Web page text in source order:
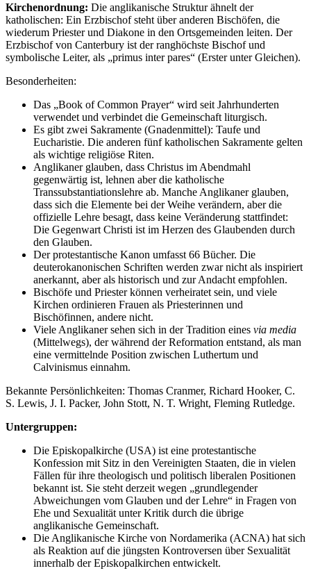
Kirchenordnung: Die anglikanische Struktur ähnelt der
katholischen: Ein Erzbischof steht über anderen Bischöfen, die
wiederum Priester und Diakone in den Ortsgemeinden leiten. Der
Erzbischof von Canterbury ist der ranghöchste Bischof und
symbolische Leiter, als „primus inter pares“ (Erster unter Gleichen).
Besonderheiten:
Das „Book of Common Prayer“ wird seit Jahrhunderten
verwendet und verbindet die Gemeinschaft liturgisch.
Es gibt zwei Sakramente (Gnadenmittel): Taufe und
Eucharistie. Die anderen fünf katholischen Sakramente gelten
als wichtige religiöse Riten.
Anglikaner glauben, dass Christus im Abendmahl
gegenwärtig ist, lehnen aber die katholische
Transsubstantiationslehre ab. Manche Anglikaner glauben,
dass sich die Elemente bei der Weihe verändern, aber die
offizielle Lehre besagt, dass keine Veränderung stattfindet:
Die Gegenwart Christi ist im Herzen des Glaubenden durch
den Glauben.
Der protestantische Kanon umfasst 66 Bücher. Die
deuterokanonischen Schriften werden zwar nicht als inspiriert
anerkannt, aber als historisch und zur Andacht empfohlen.
Bischöfe und Priester können verheiratet sein, und viele
Kirchen ordinieren Frauen als Priesterinnen und
Bischöfinnen, andere nicht.
Viele Anglikaner sehen sich in der Tradition eines via media
(Mittelwegs), der während der Reformation entstand, als man
eine vermittelnde Position zwischen Luthertum und
Calvinismus einnahm.
Bekannte Persönlichkeiten: Thomas Cranmer, Richard Hooker, C.
S. Lewis, J. I. Packer, John Stott, N. T. Wright, Fleming Rutledge.
Untergruppen:
Die Episkopalkirche (USA) ist eine protestantische
Konfession mit Sitz in den Vereinigten Staaten, die in vielen
Fällen für ihre theologisch und politisch liberalen Positionen
bekannt ist. Sie steht derzeit wegen „grundlegender
Abweichungen vom Glauben und der Lehre“ in Fragen von
Ehe und Sexualität unter Kritik durch die übrige
anglikanische Gemeinschaft.
Die Anglikanische Kirche von Nordamerika (ACNA) hat sich
als Reaktion auf die jüngsten Kontroversen über Sexualität
innerhalb der Episkopalkirchen entwickelt.